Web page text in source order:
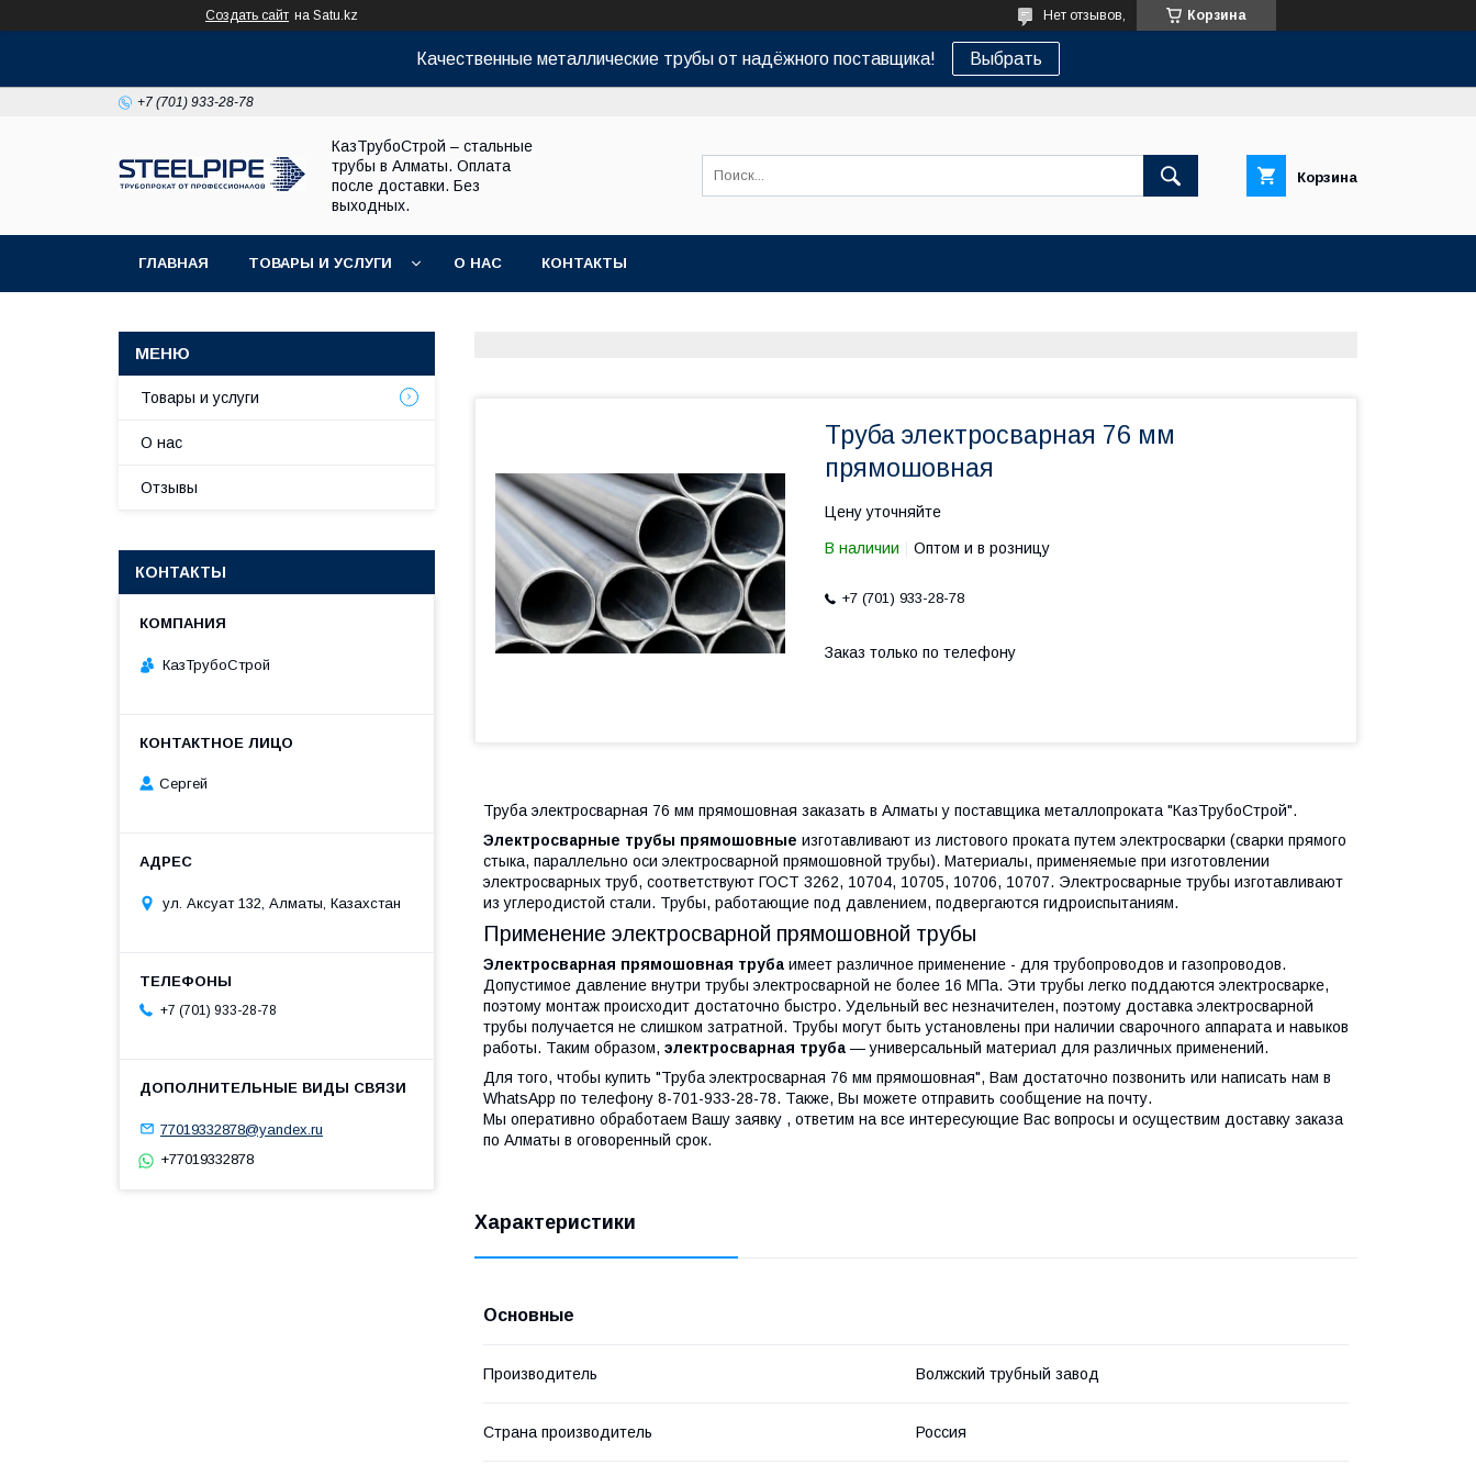
Создать сайт на Satu.kz Корзина
Нет отзывов,
Качественные металлические трубы от надёжного поставщика! Выбрать
+7 (701) 933-28-78
КазТрубоСтрой – стальные
трубы в Алматы. Оплата
после доставки. Без
выходных.
Корзина
ГЛАВНАЯ ТОВАРЫ И УСЛУГИ О НАС КОНТАКТЫ
Труба электросварная 76 мм
прямошовная
Цену уточняйте
В наличии Оптом и в розницу
+7 (701) 933-28-78
Заказ только по телефону
Труба электросварная 76 мм прямошовная заказать в Алматы у поставщика металлопроката "КазТрубоСтрой".
Электросварные трубы прямошовные изготавливают из листового проката путем электросварки (сварки прямого
стыка, параллельно оси электросварной прямошовной трубы). Материалы, применяемые при изготовлении
электросварных труб, соответствуют ГОСТ 3262, 10704, 10705, 10706, 10707. Электросварные трубы изготавливают
из углеродистой стали. Трубы, работающие под давлением, подвергаются гидроиспытаниям.
Применение электросварной прямошовной трубы
Электросварная прямошовная труба имеет различное применение - для трубопроводов и газопроводов.
Допустимое давление внутри трубы электросварной не более 16 МПа. Эти трубы легко поддаются электросварке,
поэтому монтаж происходит достаточно быстро. Удельный вес незначителен, поэтому доставка электросварной
трубы получается не слишком затратной. Трубы могут быть установлены при наличии сварочного аппарата и навыков
работы. Таким образом, электросварная труба — универсальный материал для различных применений.
Для того, чтобы купить "Труба электросварная 76 мм прямошовная", Вам достаточно позвонить или написать нам в
WhatsApp по телефону 8-701-933-28-78. Также, Вы можете отправить сообщение на почту.
Мы оперативно обработаем Вашу заявку , ответим на все интересующие Вас вопросы и осуществим доставку заказа
по Алматы в оговоренный срок.
Характеристики
Основные
Производитель Волжский трубный завод
Страна производитель Россия
Товары и услуги
О нас
Отзывы
КОНТАКТЫ
КазТрубоСтрой
Сергей
ул. Аксуат 132, Алматы, Казахстан
+7 (701) 933-28-78
77019332878@yandex.ru
+77019332878